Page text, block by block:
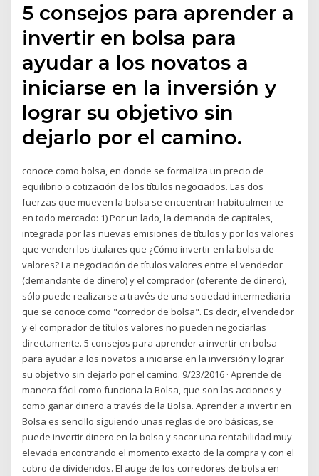
5 consejos para aprender a
invertir en bolsa para
ayudar a los novatos a
iniciarse en la inversión y
lograr su objetivo sin
dejarlo por el camino.
conoce como bolsa, en donde se formaliza un precio de
equilibrio o cotización de los títulos negociados. Las dos
fuerzas que mueven la bolsa se encuentran habitualmen-te
en todo mercado: 1) Por un lado, la demanda de capitales,
integrada por las nuevas emisiones de títulos y por los valores
que venden los titulares que ¿Cómo invertir en la bolsa de
valores? La negociación de títulos valores entre el vendedor
(demandante de dinero) y el comprador (oferente de dinero),
sólo puede realizarse a través de una sociedad intermediaria
que se conoce como "corredor de bolsa". Es decir, el vendedor
y el comprador de títulos valores no pueden negociarlas
directamente. 5 consejos para aprender a invertir en bolsa
para ayudar a los novatos a iniciarse en la inversión y lograr
su objetivo sin dejarlo por el camino. 9/23/2016 · Aprende de
manera fácil como funciona la Bolsa, que son las acciones y
como ganar dinero a través de la Bolsa. Aprender a invertir en
Bolsa es sencillo siguiendo unas reglas de oro básicas, se
puede invertir dinero en la bolsa y sacar una rentabilidad muy
elevada encontrando el momento exacto de la compra y con el
cobro de dividendos. El auge de los corredores de bolsa en